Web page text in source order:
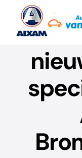
inhoud